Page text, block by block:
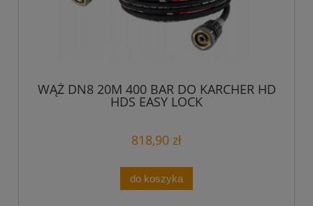
WĄŻ DN8 20M 400 BAR DO KARCHER HD
HDS EASY LOCK
818,90 zł
do koszyka